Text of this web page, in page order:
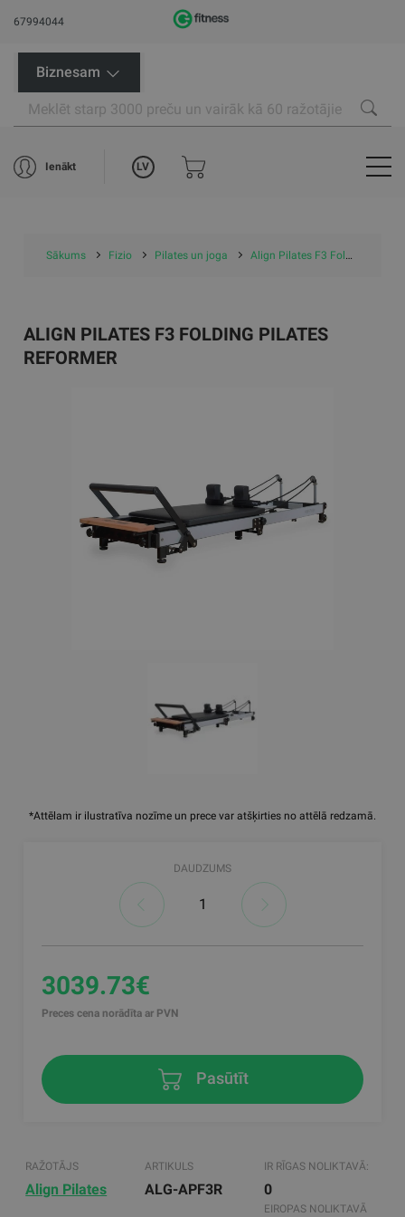
67994044
Biznesam
Ienākt LV
Sākums Fizio Pilates un joga Align Pilates F3 Folding Pilates Reformer
*Attēlam ir ilustratīva nozīme un prece var atšķirties no attēlā redzamā.
ALIGN PILATES F3 FOLDING PILATES
REFORMER
DAUDZUMS
3039.73€
Preces cena norādīta ar PVN
Pasūtīt
RAŽOTĀJS
Align Pilates
ARTIKULS
ALG-APF3R
IR RĪGAS NOLIKTAVĀ:
0
EIROPAS NOLIKTAVĀ